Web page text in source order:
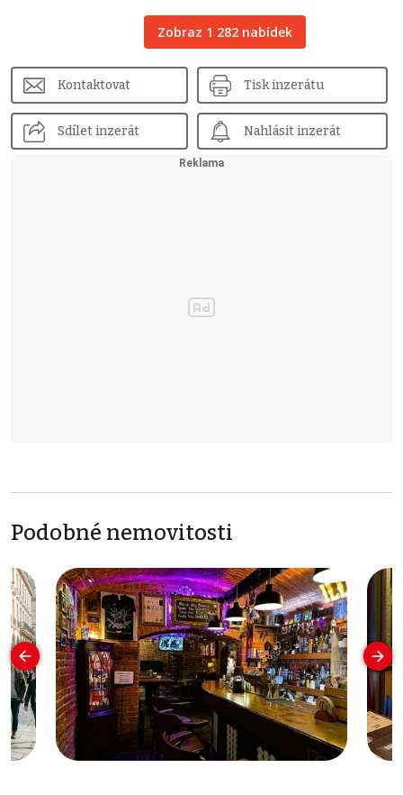
Zobraz 1 282 nabídek
Kontaktovat Tisk inzerátu
Sdílet inzerát Nahlásit inzerát
Podobné nemovitosti